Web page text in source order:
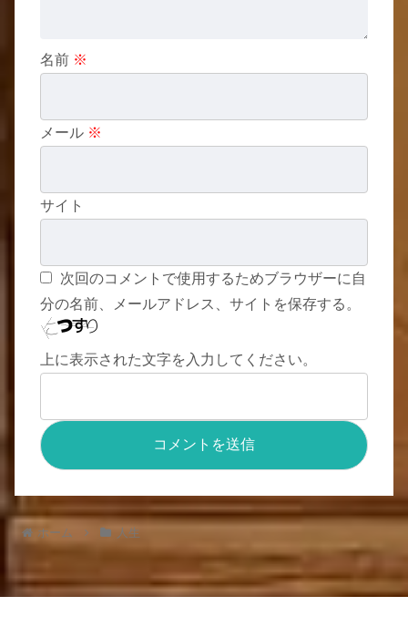
名前 ※
メール ※
サイト
次回のコメントで使用するためブラウザーに自
分の名前、メールアドレス、サイトを保存する。
上に表示された文字を入力してください。
ホーム 人生